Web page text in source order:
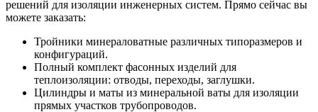
решений для изоляции инженерных систем. Прямо сейчас вы
можете заказать:
Тройники минераловатные различных типоразмеров и
конфигураций.
Полный комплект фасонных изделий для
теплоизоляции: отводы, переходы, заглушки.
Цилиндры и маты из минеральной ваты для изоляции
прямых участков трубопроводов.